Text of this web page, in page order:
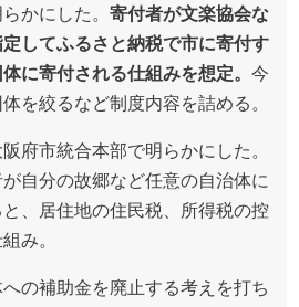
かにした。 寄付者が文楽協会な
してふるさと納税で市に寄付す
に寄付される仕組みを想定。 今
を絞るなど制度内容を詰める。
府市統合本部で明らかにした。
自分の故郷など任意の自治体に
、居住地の住民税、所得税の控
み。
の補助金を廃止する考えを打ち